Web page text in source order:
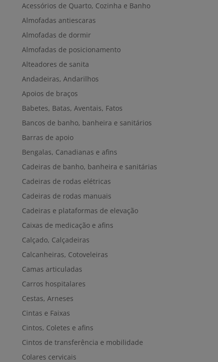
Acessórios de Quarto, Cozinha e Banho
Almofadas antiescaras
Almofadas de dormir
Almofadas de posicionamento
Alteadores de sanita
Andadeiras, Andarilhos
Apoios de braços
Babetes, Batas, Aventais, Fatos
Bancos de banho, banheira e sanitários
Barras de apoio
Bengalas, Canadianas e afins
Cadeiras de banho, banheira e sanitárias
Cadeiras de rodas elétricas
Cadeiras de rodas manuais
Cadeiras e plataformas de elevação
Caixas de medicação e afins
Calçado, Calçadeiras
Calcanheiras, Cotoveleiras
Camas articuladas
Carros hospitalares
Cestas, Arneses
Cintas e Faixas
Cintos, Coletes e afins
Cintos de transferência e mobilidade
Colares cervicais